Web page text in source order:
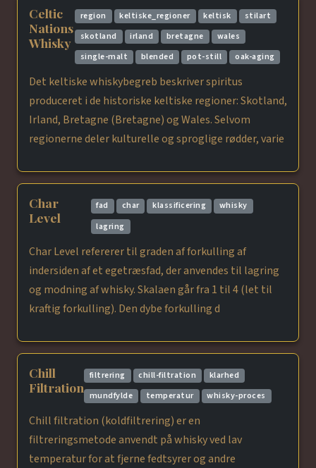
Celtic
Nations
Whisky
region keltiske_regioner keltisk
stilart
skotland
irland bretagne
wales
single-malt
blended pot-still oak-aging
Det keltiske whiskybegreb beskriver spiritus
produceret i de historiske keltiske regioner: Skotland,
Irland, Bretagne (Bretagne) og Wales. Selvom
regionerne deler kulturelle og sproglige rødder, varie
Char
Level
fad char klassificering
whisky
lagring
Char Level refererer til graden af forkulling af
indersiden af et egetræsfad, der anvendes til lagring
og modning af whisky. Skalaen går fra 1 til 4 (let til
kraftig forkulling). Den dybe forkulling d
Chill
Filtration
filtrering chill-filtration
klarhed
mundfylde
temperatur whisky-proces
Chill filtration (koldfiltrering) er en
filtreringsmetode anvendt på whisky ved lav
temperatur for at fjerne fedtsyrer og andre